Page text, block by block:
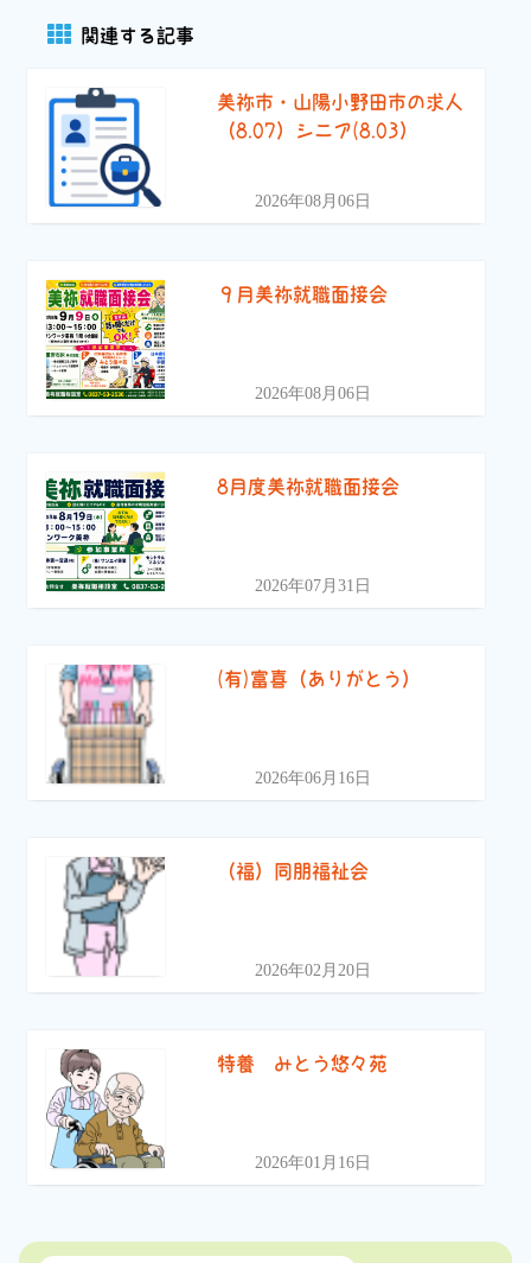
関連する記事
美祢市・山陽小野田市の求人
（8.07）シニア(8.03）
2026年08月06日
９月美祢就職面接会
2026年08月06日
8月度美祢就職面接会
2026年07月31日
(有)富喜（ありがとう）
2026年06月16日
（福）同朋福祉会
2026年02月20日
特養 みとう悠々苑
2026年01月16日